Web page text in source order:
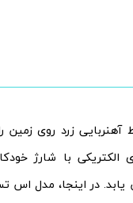
آهنربایی زرد روی
الکتریکی با شارژ
یابد. در اینجا، مدل